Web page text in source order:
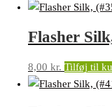
Flasher
8,00 kr. Tilføj til